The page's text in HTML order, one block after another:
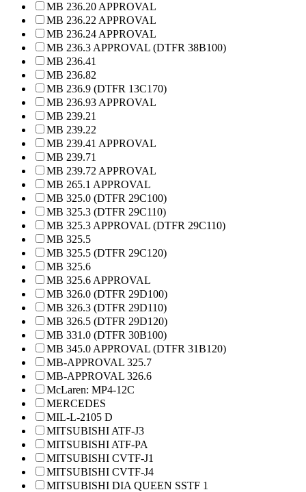
MB 236.20 APPROVAL
MB 236.22 APPROVAL
MB 236.24 APPROVAL
MB 236.3 APPROVAL (DTFR 38B100)
MB 236.41
MB 236.82
MB 236.9 (DTFR 13C170)
MB 236.93 APPROVAL
MB 239.21
MB 239.22
MB 239.41 APPROVAL
MB 239.71
MB 239.72 APPROVAL
MB 265.1 APPROVAL
MB 325.0 (DTFR 29C100)
MB 325.3 (DTFR 29C110)
MB 325.3 APPROVAL (DTFR 29C110)
MB 325.5
MB 325.5 (DTFR 29C120)
MB 325.6
MB 325.6 APPROVAL
MB 326.0 (DTFR 29D100)
MB 326.3 (DTFR 29D110)
MB 326.5 (DTFR 29D120)
MB 331.0 (DTFR 30B100)
MB 345.0 APPROVAL (DTFR 31B120)
MB-APPROVAL 325.7
MB-APPROVAL 326.6
McLaren: MP4-12C
MERCEDES
MIL-L-2105 D
MITSUBISHI ATF-J3
MITSUBISHI ATF-PA
MITSUBISHI CVTF-J1
MITSUBISHI CVTF-J4
MITSUBISHI DIA QUEEN SSTF 1